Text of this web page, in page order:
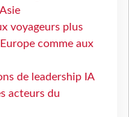
voyageurs plus
comme aux
de leadership IA
acteurs du